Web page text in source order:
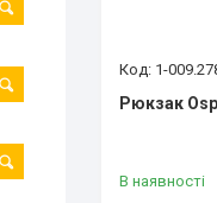
1-
Рюкзак
В наявності